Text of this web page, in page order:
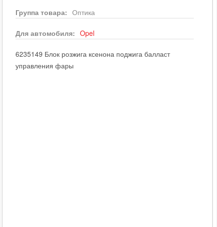
Группа товара: Оптика
Для автомобиля: Opel
6235149 Блок розжига ксенона поджига балласт
управления фары